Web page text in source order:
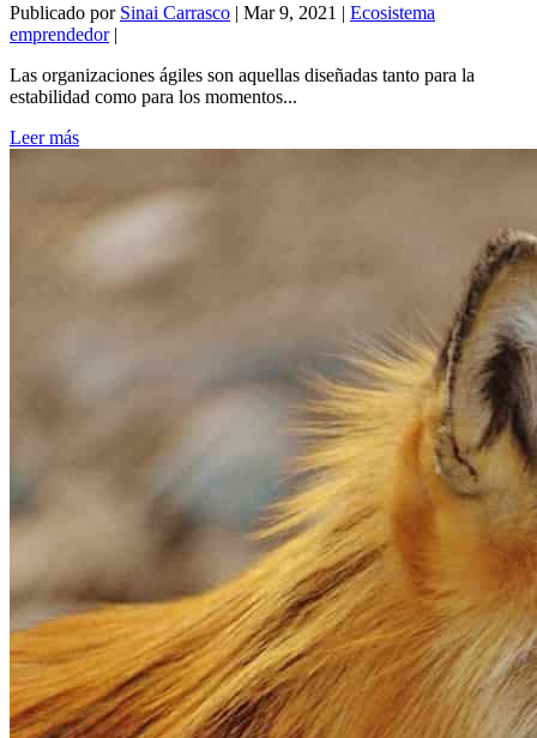
Publicado por Sinai Carrasco | Mar 9, 2021 | Ecosistema
emprendedor|
Las organizaciones ágiles son aquellas diseñadas tanto para la
estabilidad como para los momentos...
Leer más